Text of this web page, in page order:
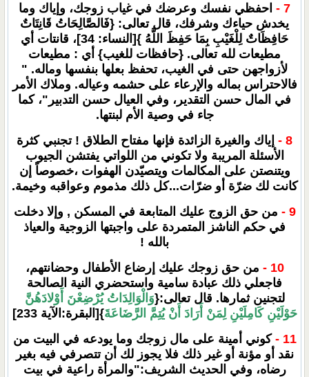
7 -
احفظي نفسك وعرضك في غياب زوجك، وإياك وما
يخدش حياءك وشرفك، قال تعالى: {فَالصَّالِحَاتُ قَانِتَاتٌ
حَافِظَاتٌ لِلْغَيْبِ بِمَا حَفِظَ اللَّهُ }[النساء: 34]، قانتات أي
مطيعات لله تعالى. {حافظات للغيب} أي : مطيعات
لأزواجهن حتى في الغيب، تحفظ بعلها بنفسها وماله. "
فالاحتراس بماله والإرعاء على حشمه وعياله. وملاك الأمر
في المال حسن التقدير، وفي العيال حسن التدبير"، كما
جاء في وصية الأم لبنتها.
8 -
إياك والغيرة الزائدة فإنها مفتاح الطلاق ! تجنبي كثرة
الأسئلة المريبة ولا تكوني من اللواتي يفتشن الجيوب
ويتنصتن على المكالمات ويتصيّدن الهفوات ،خصوصاً إن
كانت لك ضرّة أو ضرّات...كل ذلك مذموم وعواقبه وخيمة.
9 -
من حق الزوج عليك المتابعة في المسكن , وإلا دخلت
في حكم الناشز المتمردة على واجبتها الزوجية والعياذ
بالله !
10 -
من حق زوجك عليك إرضاع الأطفال وحضانتهم،
فاجعلي ذلك عبادة سامية واستحضري النية الصالحة
لتجنين ثمارها. قال تعالى:{وَالْوَالِدَاتُ يُرْضِعْنَ أَوْلادَهُنَّ
حَوْلَيْنِ كَامِلَيْنِ لِمَنْ أَرَادَ أَنْ يُتِمَّ الرَّضَاعَةَ}[البقرة:الآية 233]
11 -
كوني أمينة على مال زوجك وما يودعه في البيت من
نقد أو مؤنة أو غير ذلك فلا يجوز لك أن تتصرفي فيه بغير
رضاه، وفي الحديث الشريف:"والمرأة راعية في بيت